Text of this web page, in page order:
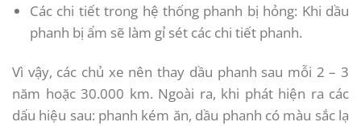
Các chi tiết trong hệ thống phanh bị hỏng: Khi dầu
phanh bị ẩm sẽ làm gỉ sét các chi tiết phanh.
Vì vậy, các chủ xe nên thay dầu phanh sau mỗi 2 – 3
năm hoặc 30.000 km. Ngoài ra, khi phát hiện ra các
dấu hiệu sau: phanh kém ăn, dầu phanh có màu sắc lạ